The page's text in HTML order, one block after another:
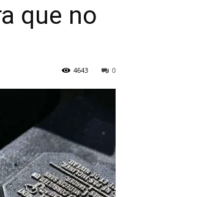
que no
0
4643